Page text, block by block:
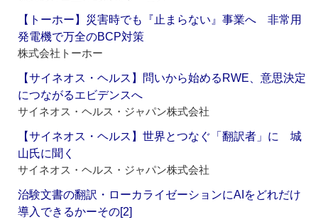
【トーホー】災害時でも『止まらない』事業へ 非常用
発電機で万全のBCP対策
株式会社トーホー
【サイネオス・ヘルス】問いから始めるRWE、意思決定
につながるエビデンスへ
サイネオス・ヘルス・ジャパン株式会社
【サイネオス・ヘルス】世界とつなぐ「翻訳者」に 城
山氏に聞く
サイネオス・ヘルス・ジャパン株式会社
治験文書の翻訳・ローカライゼーションにAIをどれだけ
導入できるかーその[2]